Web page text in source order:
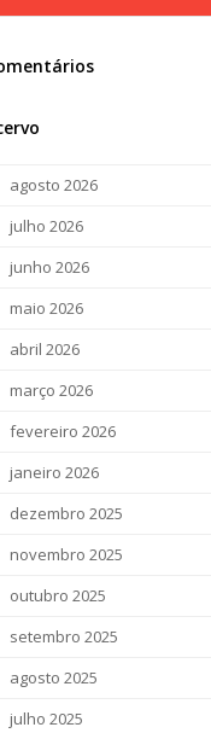
agosto 2026
julho 2026
junho 2026
maio 2026
abril 2026
março 2026
fevereiro 2026
janeiro 2026
dezembro 2025
novembro 2025
outubro 2025
setembro 2025
agosto 2025
julho 2025